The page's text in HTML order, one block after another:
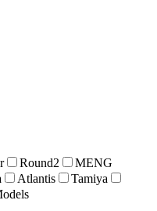
Round2
MENG
Atlantis
Tamiya